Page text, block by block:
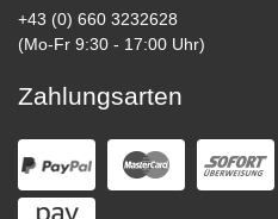
+43 (0) 660 3232628
(Mo-Fr 9:30 - 17:00 Uhr)
Zahlungsarten